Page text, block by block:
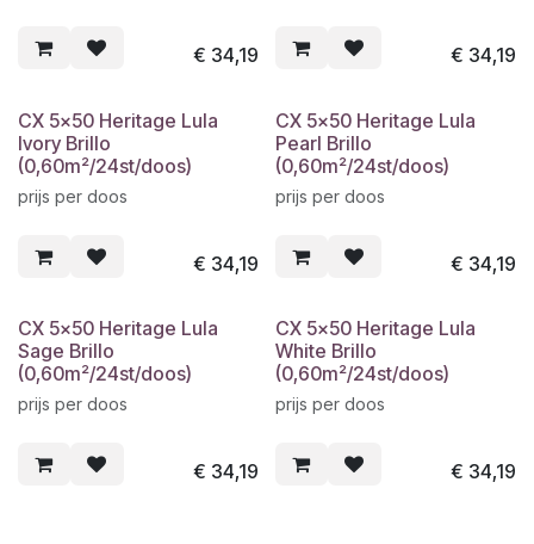
€ 34,19 € 34,19
CX 5x50 Heritage Lula
Ivory Brillo
(0,60m²/24st/doos)
prijs per doos
€ 34,19
CX 5x50 Heritage Lula
Pearl Brillo
(0,60m²/24st/doos)
prijs per doos
€ 34,19
CX 5x50 Heritage Lula
Sage Brillo
(0,60m²/24st/doos)
prijs per doos
€ 34,19
CX 5x50 Heritage Lula
White Brillo
(0,60m²/24st/doos)
prijs per doos
€ 34,19